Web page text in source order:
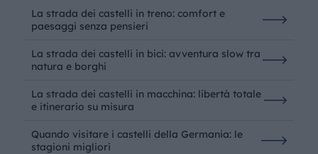
La strada dei castelli in treno: comfort e
paesaggi senza pensieri
La strada dei castelli in bici: avventura slow tra
natura e borghi
La strada dei castelli in macchina: libertà totale
e itinerario su misura
Quando visitare i castelli della Germania: le
stagioni migliori